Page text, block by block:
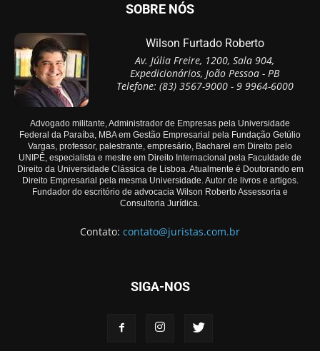
SOBRE NÓS
Wilson Furtado Roberto
Av. Júlia Freire, 1200, Sala 904,
Expedicionários, João Pessoa - PB
Telefone: (83) 3567-9000 - 9 9964-6000
Advogado militante, Administrador de Empresas pela Universidade
Federal da Paraíba, MBA em Gestão Empresarial pela Fundação Getúlio
Vargas, professor, palestrante, empresário, Bacharel em Direito pelo
UNIPÊ, especialista e mestre em Direito Internacional pela Faculdade de
Direito da Universidade Clássica de Lisboa. Atualmente é Doutorando em
Direito Empresarial pela mesma Universidade. Autor de livros e artigos.
Fundador do escritório de advocacia Wilson Roberto Assessoria e
Consultoria Jurídica.
Contato: contato@juristas.com.br
SIGA-NOS